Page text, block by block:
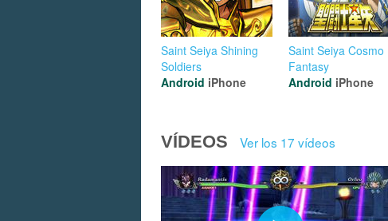
Saint Seiya Shining
Soldiers
Android iPhone
Saint Seiya Cosmo
Fantasy
Android iPhone
VÍDEOS Ver los 17 vídeos